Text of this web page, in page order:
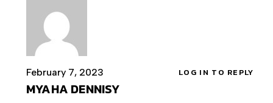
February 7, 2023 LOG IN TO REPLY
MYAHA DENNISY